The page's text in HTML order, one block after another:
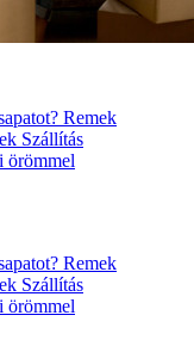
Remek
Szállítás
örömmel
Remek
Szállítás
örömmel